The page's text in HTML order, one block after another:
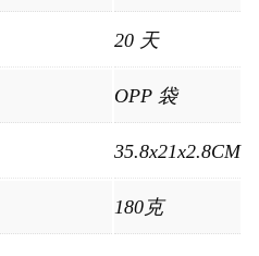
20 天
OPP 袋
35.8x21x2.8CM
180克